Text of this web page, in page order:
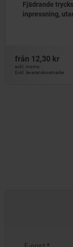
Fjädrande
inpressning,
från 12,30 kr
exkl. moms
Exkl. leveranskostnader